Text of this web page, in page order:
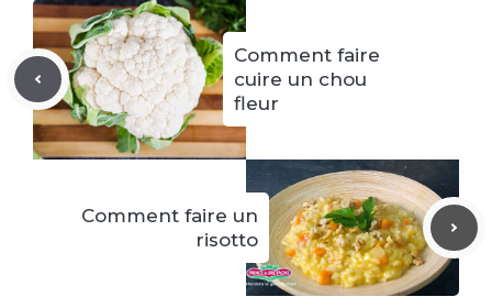
Comment faire
cuire un chou
fleur
Comment faire un
risotto